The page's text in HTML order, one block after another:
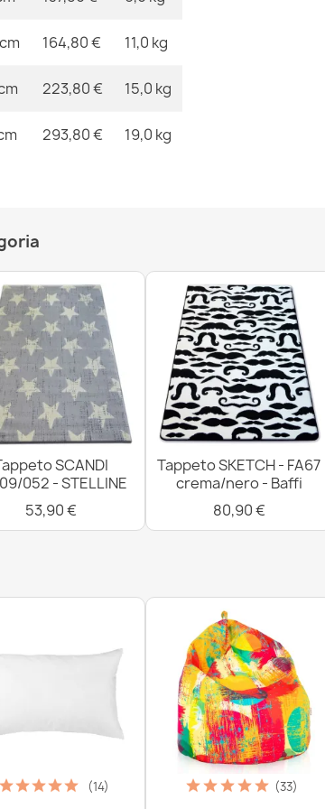
164,80 € 11,0 kg
223,80 € 15,0 kg
293,80 € 19,0 kg
SCANDI
052 - STELLINE
53,90 €
Tappeto SKETCH - FA67
crema/nero - Baffi
80,90 €
(14) (33)